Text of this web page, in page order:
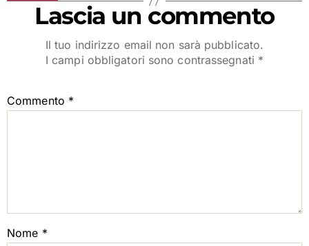
Lascia un commento
Il tuo indirizzo email non sarà pubblicato.
I campi obbligatori sono contrassegnati *
Commento *
Nome *